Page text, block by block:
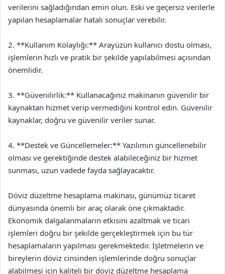
verilerini sağladığından emin olun. Eski ve geçersiz verilerle
yapılan hesaplamalar hatalı sonuçlar verebilir.
2. **Kullanım Kolaylığı:** Arayüzün kullanıcı dostu olması,
işlemlerin hızlı ve pratik bir şekilde yapılabilmesi açısından
önemlidir.
3. **Güvenilirlik:** Kullanacağınız makinanın güvenilir bir
kaynaktan hizmet verip vermediğini kontrol edin. Güvenilir
kaynaklar, doğru ve güvenilir veriler sunar.
4. **Destek ve Güncellemeler:** Yazılımın güncellenebilir
olması ve gerektiğinde destek alabileceğiniz bir hizmet
sunması, uzun vadede fayda sağlayacaktır.
Döviz düzeltme hesaplama makinası, günümüz ticaret
dünyasında önemli bir araç olarak öne çıkmaktadır.
Ekonomik dalgalanmaların etkisini azaltmak ve ticari
işlemleri doğru bir şekilde gerçekleştirmek için bu tür
hesaplamaların yapılması gerekmektedir. İşletmelerin ve
bireylerin döviz cinsinden işlemlerinde doğru sonuçlar
alabilmesi için kaliteli bir döviz düzeltme hesaplama